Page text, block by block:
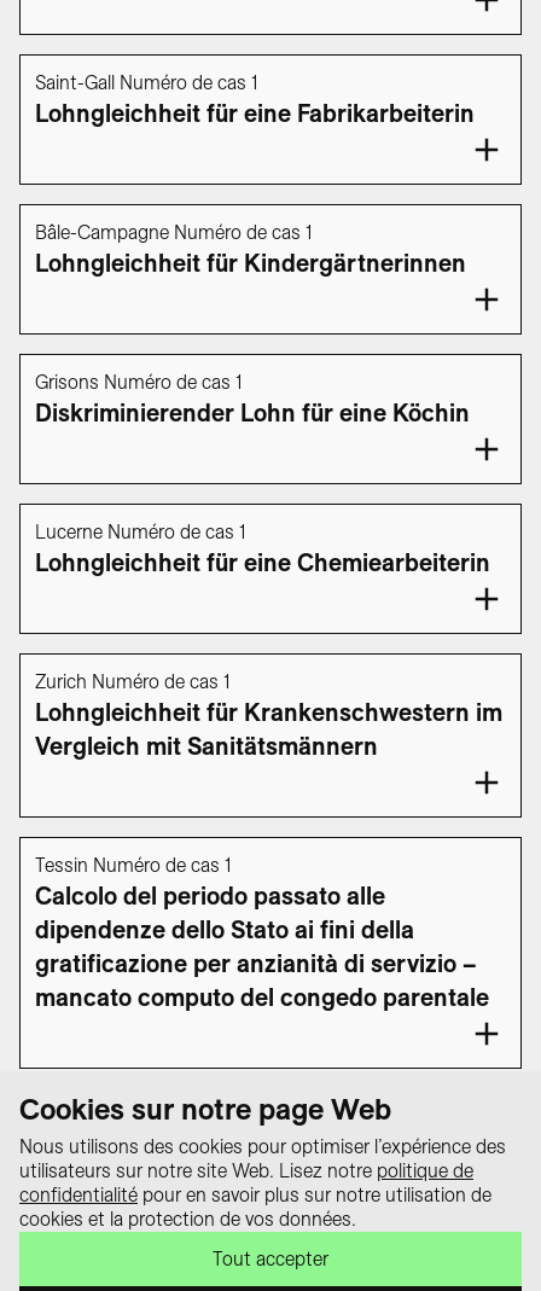
Saint-Gall Numéro de cas 1
Lohngleichheit für eine Fabrikarbeiterin
Bâle-Campagne Numéro de cas 1
Lohngleichheit für Kindergärtnerinnen
Grisons Numéro de cas 1
Diskriminierender Lohn für eine Köchin
Lucerne Numéro de cas 1
Lohngleichheit für eine Chemiearbeiterin
Zurich Numéro de cas 1
Lohngleichheit für Krankenschwestern im
Vergleich mit Sanitätsmännern
Tessin Numéro de cas 1
Calcolo del periodo passato alle
dipendenze dello Stato ai fini della
gratificazione per anzianità di servizio –
mancato computo del congedo parentale
Le portail « equality law – Tout sur la
loi sur l’égalité » est un projet de la
Protection des
Cookies sur notre page Web
Nous utilisons des cookies pour optimiser l’expérience des
utilisateurs sur notre site Web. Lisez notre politique de
confidentialité pour en savoir plus sur notre utilisation de
cookies et la protection de vos données.
Tout accepter